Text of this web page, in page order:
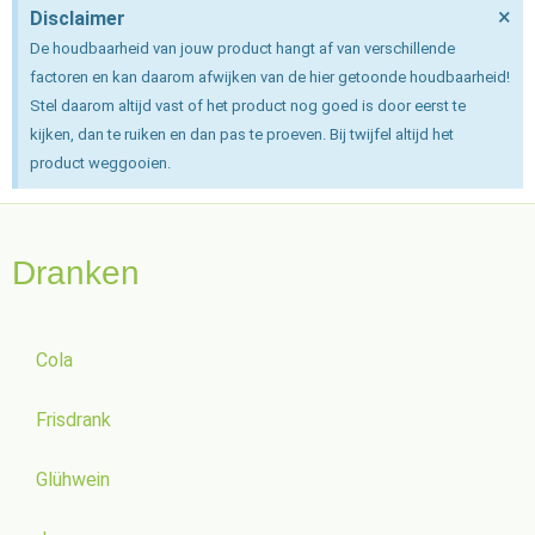
Disclaimer
De houdbaarheid van jouw product hangt af van verschillende
factoren en kan daarom afwijken van de hier getoonde houdbaarheid!
Stel daarom altijd vast of het product nog goed is door eerst te
kijken, dan te ruiken en dan pas te proeven. Bij twijfel altijd het
product weggooien.
×
Dranken
Cola
Frisdrank
Glühwein